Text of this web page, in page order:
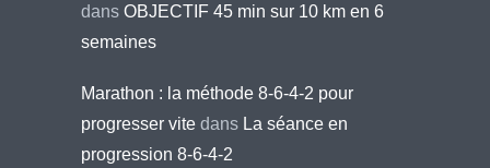
dans OBJECTIF 45 min sur 10 km en 6
semaines
Marathon : la méthode 8-6-4-2 pour
progresser vite dans La séance en
progression 8-6-4-2